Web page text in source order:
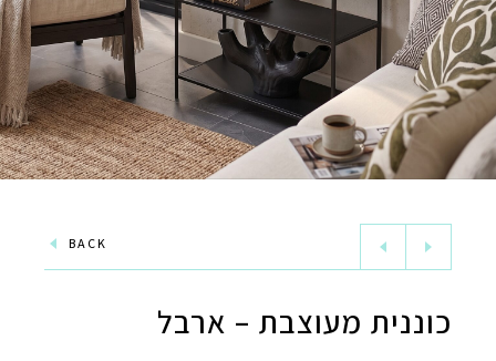
BACK
כוננית מעוצבת – ארבל